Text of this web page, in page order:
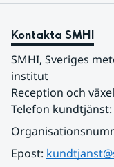
Kontakta SMHI
SMHI, Sveriges
institut
Reception och
Telefon kundtjänst:
Epost: